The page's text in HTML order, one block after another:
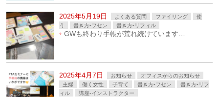
2025年5月19日 よくある質問 ファイリング
使
う
書き方-フセン 書き方-リフィル
GWも終わり手帳が荒れ続けています…
2025年4月7日 お知らせ
オフィスからのお知らせ
主婦
働く女性 子育て 書き方-フセン
書き方-リフ
ィル
講座-インストラクター